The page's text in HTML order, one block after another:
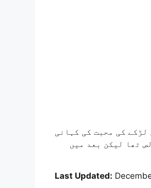
کی محبت کی کہانی
تھا لیکن بعد میں
Last Updated: